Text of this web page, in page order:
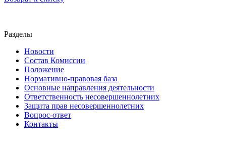
Разделы
Новости
Состав Комиссии
Положение
Нормативно-правовая база
Основные направления деятельности
Ответственность несовершеннолетних
Защита прав несовершеннолетних
Вопрос-ответ
Контакты